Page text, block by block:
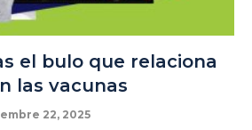
el bulo que relaciona
las vacunas
22, 2025